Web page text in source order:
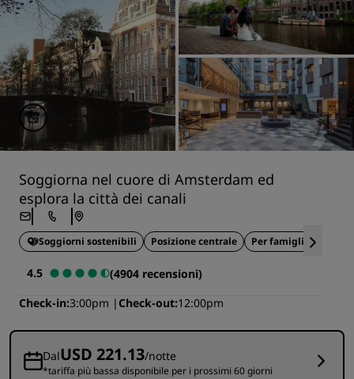
Soggiorna nel cuore di Amsterdam ed
esplora la città dei canali
Soggiorni sostenibili Posizione centrale Per famiglie
4.5
(4904 recensioni)
Check-in 3:00pm Check-out 12:00pm
DalUSD 221.13/notte
*tariffa più bassa disponibile per i prossimi 60 giorni